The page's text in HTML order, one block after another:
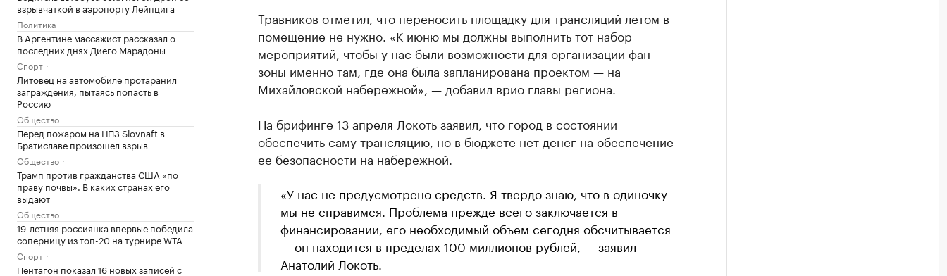
взрывчаткой в аэропорту Лейпцига
Политика
В Аргентине массажист рассказал о
последних днях Диего Марадоны
Спорт
Литовец на автомобиле протаранил
заграждения, пытаясь попасть в
Россию
Общество
Перед пожаром на НПЗ Slovnaft в
Братиславе произошел взрыв
Общество
Трамп против гражданства США «по
праву почвы». В каких странах его
выдают
Общество
19-летняя россиянка впервые победила
соперницу из топ-20 на турнире WTA
Спорт
Пентагон показал 16 новых записей с
Травников отметил, что переносить площадку для трансляций летом в
помещение не нужно. «К июню мы должны выполнить тот набор
мероприятий, чтобы у нас были возможности для организации фан-
зоны именно там, где она была запланирована проектом — на
Михайловской набережной», — добавил врио главы региона.
На брифинге 13 апреля Локоть заявил, что город в состоянии
обеспечить саму трансляцию, но в бюджете нет денег на обеспечение
ее безопасности на набережной.
«У нас не предусмотрено средств. Я твердо знаю, что в одиночку
мы не справимся. Проблема прежде всего заключается в
финансировании, его необходимый объем сегодня обсчитывается
— он находится в пределах 100 миллионов рублей, — заявил
Анатолий Локоть.